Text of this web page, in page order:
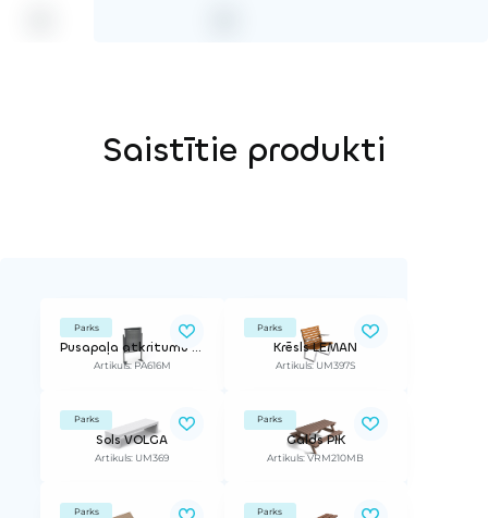
Saistītie produkti
Parks
Pusapaļa atkritumu urna
Artikuls: PA616M
Parks
Krēsls LEMAN
Artikuls: UM397S
Parks
Sols VOLGA
Artikuls: UM369
Parks
Galds PIK
Artikuls: VRM210MB
Parks Parks